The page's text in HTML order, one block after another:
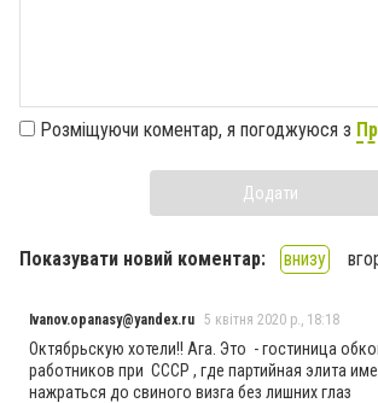
Розміщуючи коментар, я погоджуюся з
Додати
Показувати новий коментар: внизу
Ivanov.opanasy@yandex.ru 5 квітня 2020 р., 18:18
Октябрьскую хотели!! Ага. Это - гостиница
работников при СССР , где партийная элита
нажраться до свиного визга без лишних глаз